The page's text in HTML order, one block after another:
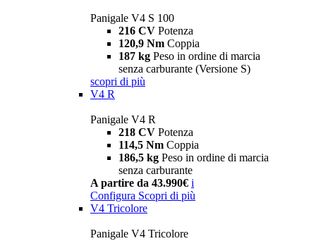
Panigale V4 S 100
216 CV Potenza
120,9 Nm Coppia
187 kg Peso in ordine di marcia
senza carburante (Versione S)
scopri di più
V4 R
Panigale V4 R
218 CV Potenza
114,5 Nm Coppia
186,5 kg Peso in ordine di marcia
senza carburante
A partire da 43.990€ i
Configura Scopri di più
V4 Tricolore
Panigale V4 Tricolore